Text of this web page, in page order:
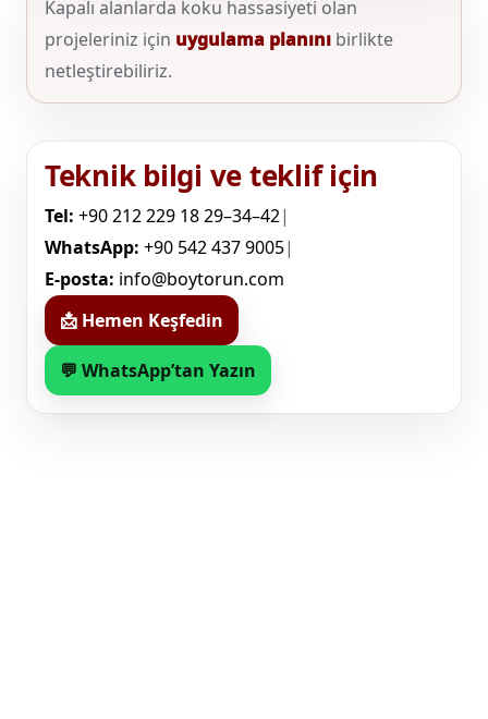
Kapalı alanlarda koku hassasiyeti olan
projeleriniz için uygulama planını birlikte
netleştirebiliriz.
Teknik bilgi ve teklif için
Tel: +90 212 229 18 29–34–42|
WhatsApp: +90 542 437 9005|
E-posta: info@boytorun.com
📩 Hemen Keşfedin
💬 WhatsApp’tan Yazın